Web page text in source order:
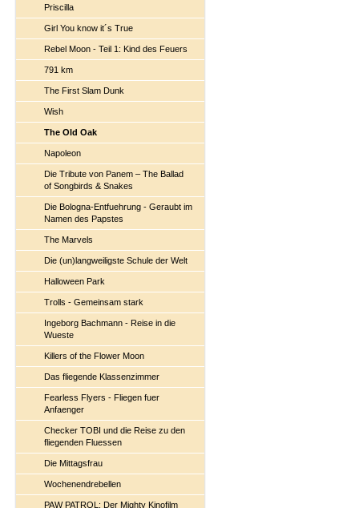
Priscilla
Girl You know it´s True
Rebel Moon - Teil 1: Kind des Feuers
791 km
The First Slam Dunk
Wish
The Old Oak
Napoleon
Die Tribute von Panem – The Ballad
of Songbirds & Snakes
Die Bologna-Entfuehrung - Geraubt im
Namen des Papstes
The Marvels
Die (un)langweiligste Schule der Welt
Halloween Park
Trolls - Gemeinsam stark
Ingeborg Bachmann - Reise in die
Wueste
Killers of the Flower Moon
Das fliegende Klassenzimmer
Fearless Flyers - Fliegen fuer
Anfaenger
Checker TOBI und die Reise zu den
fliegenden Fluessen
Die Mittagsfrau
Wochenendrebellen
PAW PATROL: Der Mighty Kinofilm